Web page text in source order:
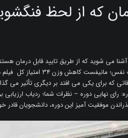
که از لحظ
می شوید که از طریق تایید قابل درمان
که برای یکی می افتد بر دیگری تأثیر می
درس 15 بحث های دوره: رای نهایی دوره – نظرات شما؛ ردیاب